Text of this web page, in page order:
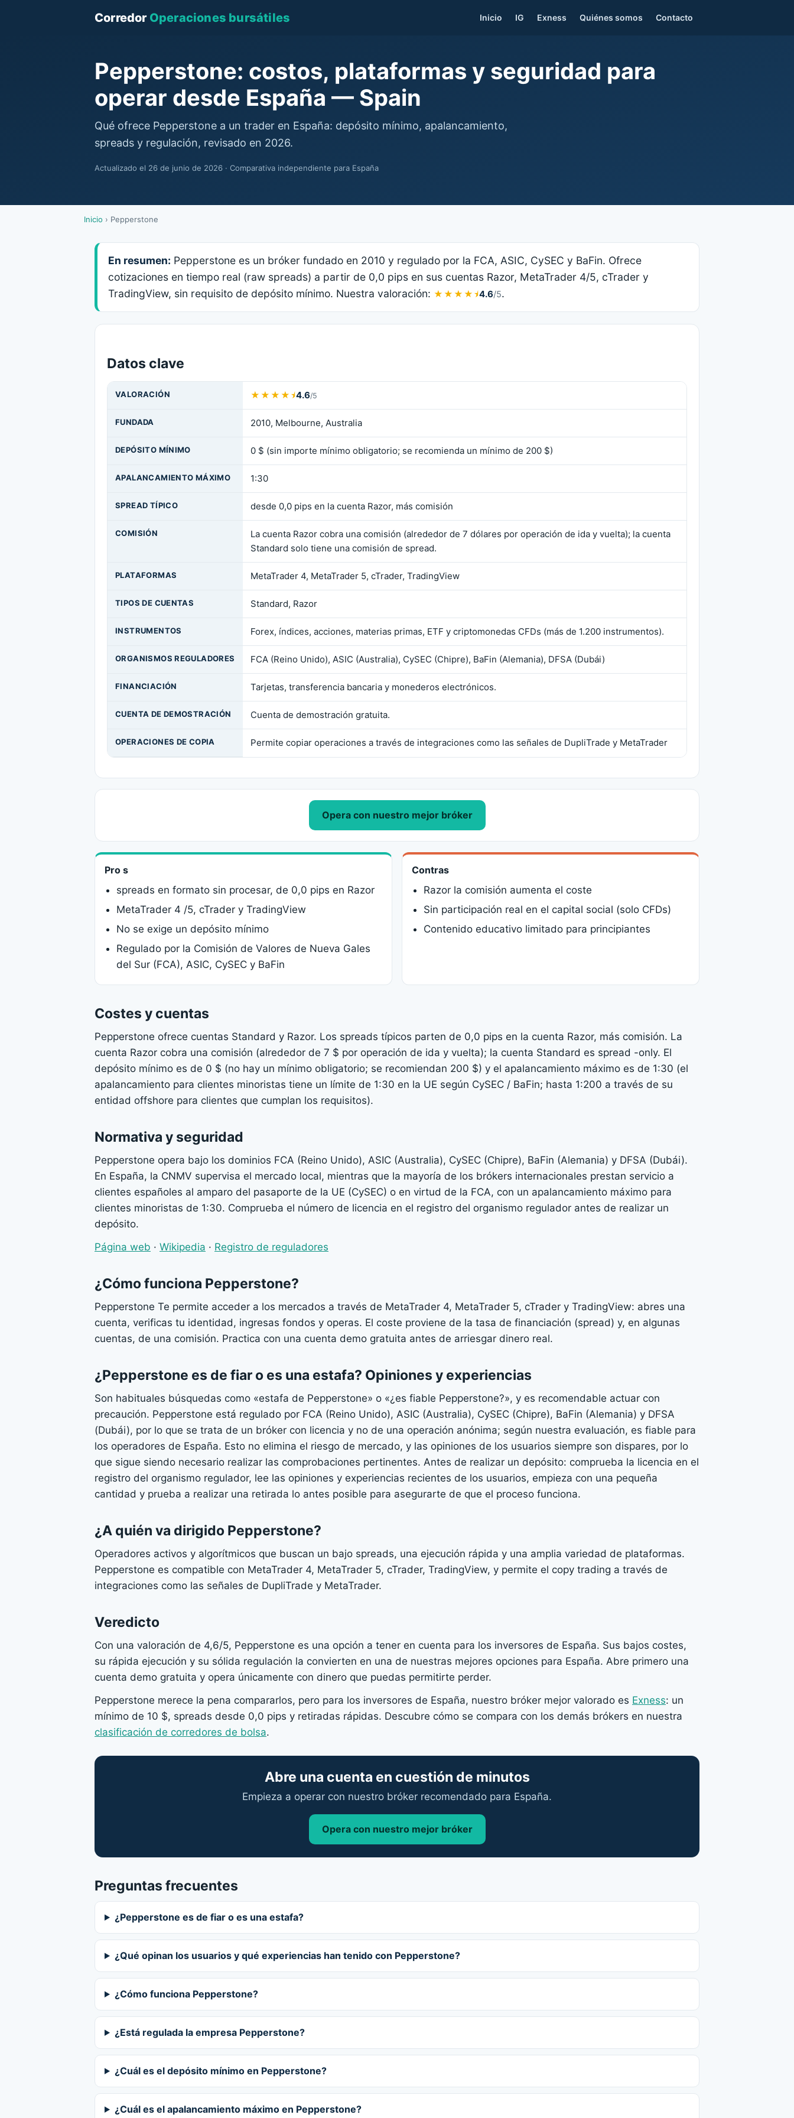
Corredor Operaciones bursátiles Inicio IG Exness Quiénes somos Contacto
Pepperstone: costos, plataformas y seguridad para
operar desde España — Spain
Qué ofrece Pepperstone a un trader en España: depósito mínimo, apalancamiento,
spreads y regulación, revisado en 2026.
Actualizado el 26 de junio de 2026 · Comparativa independiente para España
Inicio › Pepperstone
En resumen: Pepperstone es un bróker fundado en 2010 y regulado por la FCA, ASIC, CySEC y BaFin. Ofrece
cotizaciones en tiempo real (raw spreads) a partir de 0,0 pips en sus cuentas Razor, MetaTrader 4/5, cTrader y
TradingView, sin requisito de depósito mínimo. Nuestra valoración: ★★★★⯨4.6/5.
Datos clave
VALORACIÓN ★★★★⯨4.6/5
FUNDADA 2010, Melbourne, Australia
DEPÓSITO MÍNIMO 0 $ (sin importe mínimo obligatorio; se recomienda un mínimo de 200 $)
APALANCAMIENTO MÁXIMO 1:30
SPREAD TÍPICO desde 0,0 pips en la cuenta Razor, más comisión
COMISIÓN
La cuenta Razor cobra una comisión (alrededor de 7 dólares por operación de ida y vuelta); la cuenta
Standard solo tiene una comisión de spread.
PLATAFORMAS MetaTrader 4, MetaTrader 5, cTrader, TradingView
TIPOS DE CUENTAS Standard, Razor
INSTRUMENTOS Forex, índices, acciones, materias primas, ETF y criptomonedas CFDs (más de 1.200 instrumentos).
ORGANISMOS REGULADORES FCA (Reino Unido), ASIC (Australia), CySEC (Chipre), BaFin (Alemania), DFSA (Dubái)
FINANCIACIÓN Tarjetas, transferencia bancaria y monederos electrónicos.
CUENTA DE DEMOSTRACIÓN Cuenta de demostración gratuita.
OPERACIONES DE COPIA Permite copiar operaciones a través de integraciones como las señales de DupliTrade y MetaTrader
Opera con nuestro mejor bróker
Pro s
spreads en formato sin procesar, de 0,0 pips en Razor
MetaTrader 4 /5, cTrader y TradingView
No se exige un depósito mínimo
Regulado por la Comisión de Valores de Nueva Gales
del Sur (FCA), ASIC, CySEC y BaFin
Contras
Razor la comisión aumenta el coste
Sin participación real en el capital social (solo CFDs)
Contenido educativo limitado para principiantes
Costes y cuentas
Pepperstone ofrece cuentas Standard y Razor. Los spreads típicos parten de 0,0 pips en la cuenta Razor, más comisión. La
cuenta Razor cobra una comisión (alrededor de 7 $ por operación de ida y vuelta); la cuenta Standard es spread -only. El
depósito mínimo es de 0 $ (no hay un mínimo obligatorio; se recomiendan 200 $) y el apalancamiento máximo es de 1:30 (el
apalancamiento para clientes minoristas tiene un límite de 1:30 en la UE según CySEC / BaFin; hasta 1:200 a través de su
entidad offshore para clientes que cumplan los requisitos).
Normativa y seguridad
Pepperstone opera bajo los dominios FCA (Reino Unido), ASIC (Australia), CySEC (Chipre), BaFin (Alemania) y DFSA (Dubái).
En España, la CNMV supervisa el mercado local, mientras que la mayoría de los brókers internacionales prestan servicio a
clientes españoles al amparo del pasaporte de la UE (CySEC) o en virtud de la FCA, con un apalancamiento máximo para
clientes minoristas de 1:30. Comprueba el número de licencia en el registro del organismo regulador antes de realizar un
depósito.
Página web · Wikipedia · Registro de reguladores
¿Cómo funciona Pepperstone?
Pepperstone Te permite acceder a los mercados a través de MetaTrader 4, MetaTrader 5, cTrader y TradingView: abres una
cuenta, verificas tu identidad, ingresas fondos y operas. El coste proviene de la tasa de financiación (spread) y, en algunas
cuentas, de una comisión. Practica con una cuenta demo gratuita antes de arriesgar dinero real.
¿Pepperstone es de fiar o es una estafa? Opiniones y experiencias
Son habituales búsquedas como «estafa de Pepperstone» o «¿es fiable Pepperstone?», y es recomendable actuar con
precaución. Pepperstone está regulado por FCA (Reino Unido), ASIC (Australia), CySEC (Chipre), BaFin (Alemania) y DFSA
(Dubái), por lo que se trata de un bróker con licencia y no de una operación anónima; según nuestra evaluación, es fiable para
los operadores de España. Esto no elimina el riesgo de mercado, y las opiniones de los usuarios siempre son dispares, por lo
que sigue siendo necesario realizar las comprobaciones pertinentes. Antes de realizar un depósito: comprueba la licencia en el
registro del organismo regulador, lee las opiniones y experiencias recientes de los usuarios, empieza con una pequeña
cantidad y prueba a realizar una retirada lo antes posible para asegurarte de que el proceso funciona.
¿A quién va dirigido Pepperstone?
Operadores activos y algorítmicos que buscan un bajo spreads, una ejecución rápida y una amplia variedad de plataformas.
Pepperstone es compatible con MetaTrader 4, MetaTrader 5, cTrader, TradingView, y permite el copy trading a través de
integraciones como las señales de DupliTrade y MetaTrader.
Veredicto
Con una valoración de 4,6/5, Pepperstone es una opción a tener en cuenta para los inversores de España. Sus bajos costes,
su rápida ejecución y su sólida regulación la convierten en una de nuestras mejores opciones para España. Abre primero una
cuenta demo gratuita y opera únicamente con dinero que puedas permitirte perder.
Pepperstone merece la pena compararlos, pero para los inversores de España, nuestro bróker mejor valorado es Exness: un
mínimo de 10 $, spreads desde 0,0 pips y retiradas rápidas. Descubre cómo se compara con los demás brókers en nuestra
clasificación de corredores de bolsa.
Abre una cuenta en cuestión de minutos
Empieza a operar con nuestro bróker recomendado para España.
Opera con nuestro mejor bróker
Preguntas frecuentes
¿Pepperstone es de fiar o es una estafa?
¿Qué opinan los usuarios y qué experiencias han tenido con Pepperstone?
¿Cómo funciona Pepperstone?
¿Está regulada la empresa Pepperstone?
¿Cuál es el depósito mínimo en Pepperstone?
¿Cuál es el apalancamiento máximo en Pepperstone?